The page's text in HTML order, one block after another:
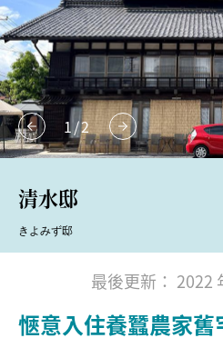
1/2
清水邸
きよみず邸
最後更新： 2022
愜意入住養蠶農家舊